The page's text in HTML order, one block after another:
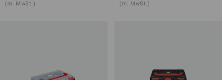
(m. MwSt.) (m. MwSt.)